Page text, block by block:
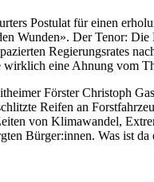
Postulat für einen
Wunden». Der Tenor:
Regierungsrates
wirklich eine Ahnung vom
Förster Christoph
Reifen an
von Klimawandel,
Bürger:innen. Was ist